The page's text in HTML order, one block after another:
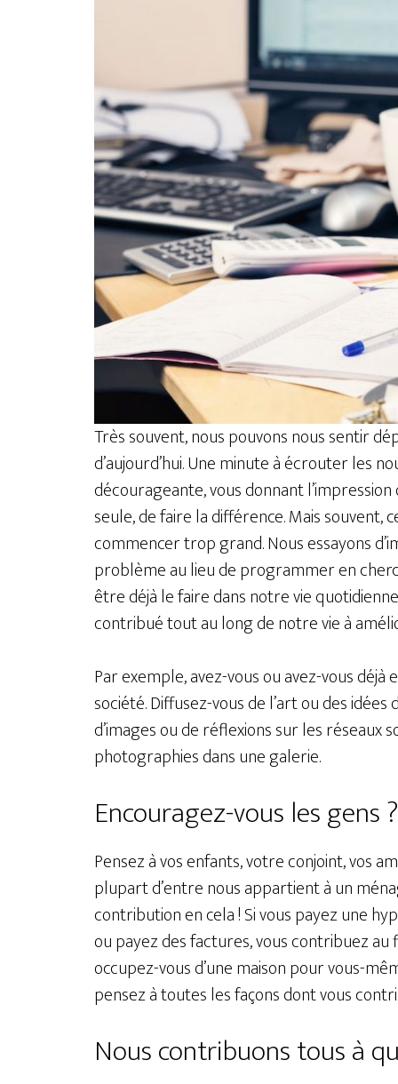
Très souvent, nous pouvons nous sentir
d’aujourd’hui. Une minute à écrouter les
décourageante, vous donnant
seule, de faire la différence. Mais souvent,
commencer trop grand. Nous essayons
problème au lieu de programmer en
être déjà le faire dans notre vie
contribué tout au long de notre vie à
Par exemple, avez-vous ou avez-vous
société. Diffusez-vous de l’art ou des
d’images ou de réflexions sur les réseaux
photographies dans une galerie.
Encouragez-vous les gens
Pensez à vos enfants, votre conjoint, vos
plupart d’entre nous appartient à un
contribution en cela ! Si vous payez une
ou payez des factures, vous contribuez
occupez-vous d’une maison pour vous-
pensez à toutes les façons dont vous
Nous contribuons tous à